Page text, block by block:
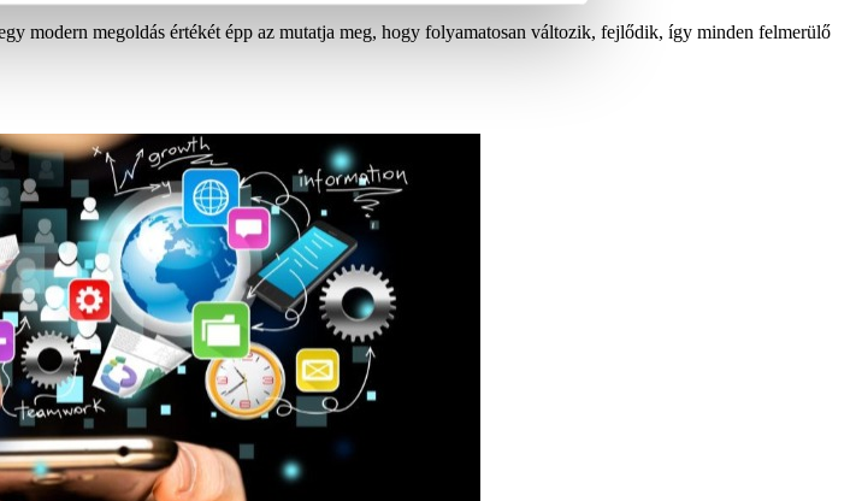
modern megoldás értékét épp az mutatja meg, hogy folyamatosan változik, fejlődik, így minden felmerülő